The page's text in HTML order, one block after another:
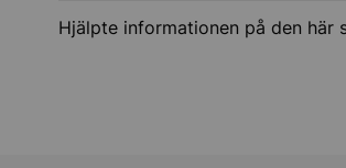
Hjälpte informationen på den här